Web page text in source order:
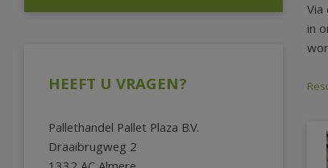
HEEFT U VRAGEN?
Pallethandel Pallet Plaza B.V.
Draaibrugweg 2
in